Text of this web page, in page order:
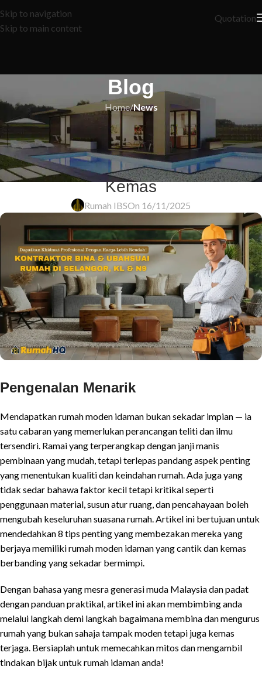
Skip to navigation
Skip to main content
Quotation
Blog
Home/News
NEWS
Cara Mudah Dapatkan Rumah
Moden Idaman — Confirm Cantik &
Kemas
Rumah IBSOn 16/11/2025
Pengenalan Menarik
Mendapatkan rumah moden idaman bukan sekadar impian — ia
satu cabaran yang memerlukan perancangan teliti dan ilmu
tersendiri. Ramai yang terperangkap dengan janji manis
pembinaan yang mudah, tetapi terlepas pandang aspek penting
yang menentukan kualiti dan keindahan rumah. Ada juga yang
tidak sedar bahawa faktor kecil tetapi kritikal seperti
penggunaan material, susun atur ruang, dan pencahayaan boleh
mengubah keseluruhan suasana rumah. Artikel ini bertujuan untuk
mendedahkan 8 tips penting yang membezakan mereka yang
berjaya memiliki rumah moden idaman yang cantik dan kemas
berbanding yang sekadar bermimpi.
Dengan bahasa yang mesra generasi muda Malaysia dan padat
dengan panduan praktikal, artikel ini akan membimbing anda
melalui langkah demi langkah bagaimana membina dan mengurus
rumah yang bukan sahaja tampak moden tetapi juga kemas
terjaga. Bersiaplah untuk memecahkan mitos dan mengambil
tindakan bijak untuk rumah idaman anda!